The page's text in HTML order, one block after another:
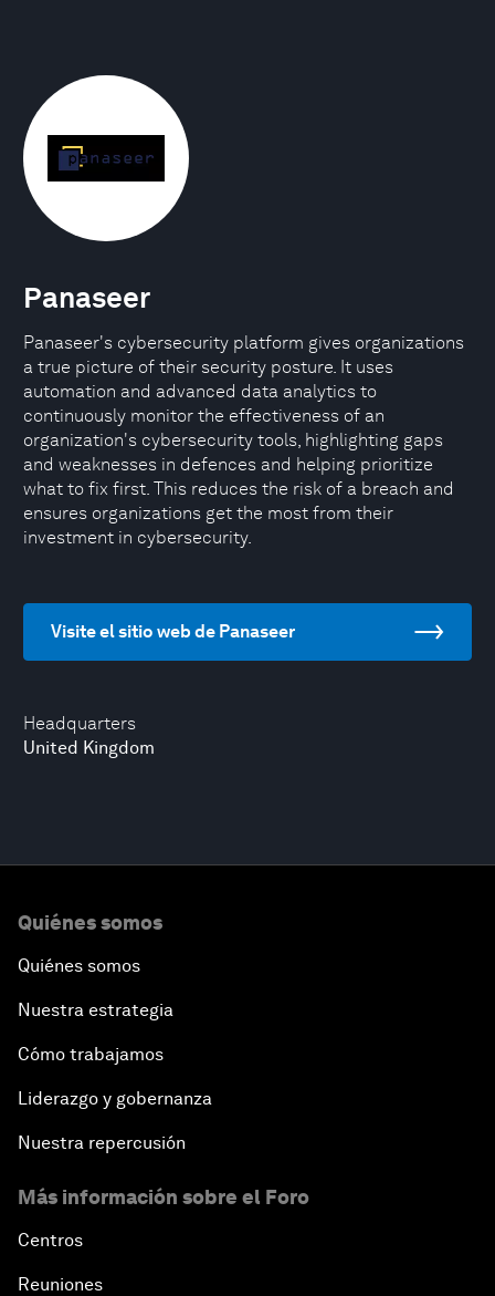
Headquarters
United Kingdom
Panaseer
Panaseer's cybersecurity platform gives organizations
a true picture of their security posture. It uses
automation and advanced data analytics to
continuously monitor the effectiveness of an
organization's cybersecurity tools, highlighting gaps
and weaknesses in defences and helping prioritize
what to fix first. This reduces the risk of a breach and
ensures organizations get the most from their
investment in cybersecurity.
Visite el sitio web de Panaseer
Quiénes somos
Quiénes somos
Nuestra estrategia
Cómo trabajamos
Liderazgo y gobernanza
Nuestra repercusión
Más información sobre el Foro
Centros
Reuniones